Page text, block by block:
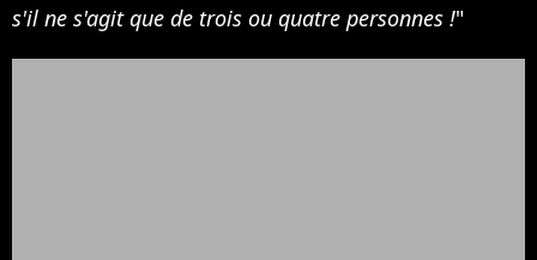
s'il ne s'agit que de trois ou quatre personnes !"